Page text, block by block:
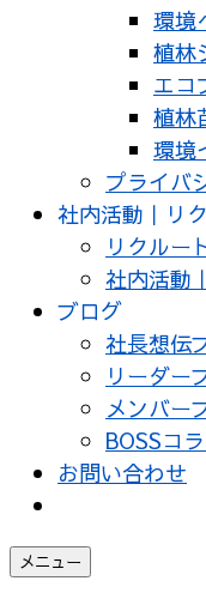
環境
植林
エコ
植林
環境
プライバ
社内活動｜リ
リクルー
社内活動
ブログ
社長想伝
リーダー
メンバー
BOSSコ
お問い合わせ
メニュー